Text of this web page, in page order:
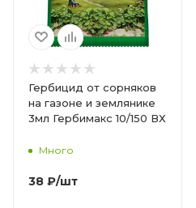
Гербицид от сорняков
на газоне и землянике
3мл Гербимакс 10/150 ВХ
Много
38 ₽/шт